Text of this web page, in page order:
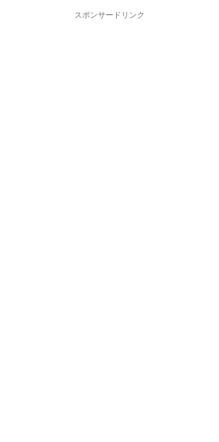
スポンサードリンク